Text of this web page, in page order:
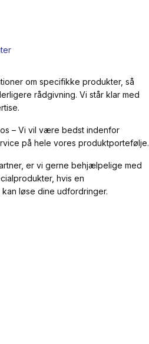
om specifikke produkter, så
rådgivning. Vi står klar med
– Vi vil være bedst indenfor
på hele vores produktportefølje.
er vi gerne behjælpelige med
hvis en
løse dine udfordringer.